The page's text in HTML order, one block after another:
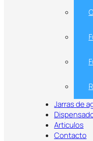
Jarras de
Articulos
Contacto
Mostrando 1–40 de